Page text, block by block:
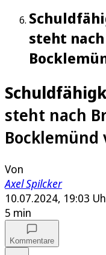
steht
steht nach
Bocklemünd
Von
Axel Spilcker
10.07.2024, 19:03
5 min
Kommentare